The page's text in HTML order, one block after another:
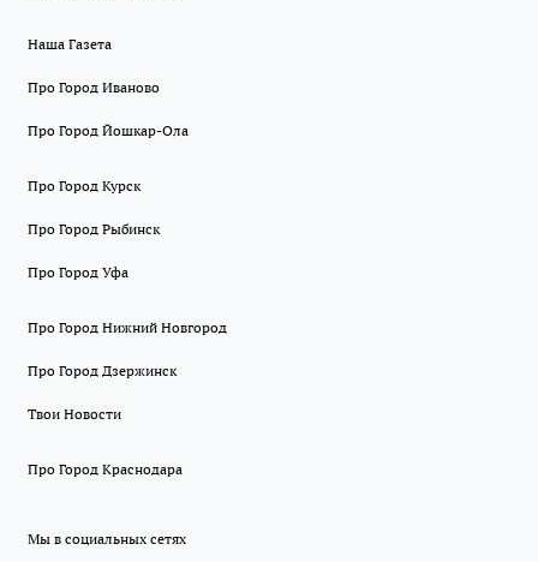
Наша Газета
Про Город Иваново
Про Город Йошкар-Ола
Про Город Курск
Про Город Рыбинск
Про Город Уфа
Про Город Нижний Новгород
Про Город Дзержинск
Твои Новости
Про Город Краснодара
Мы в социальных сетях